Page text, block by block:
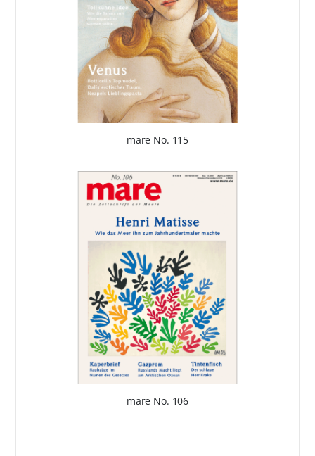
mare No. 115
mare No. 106